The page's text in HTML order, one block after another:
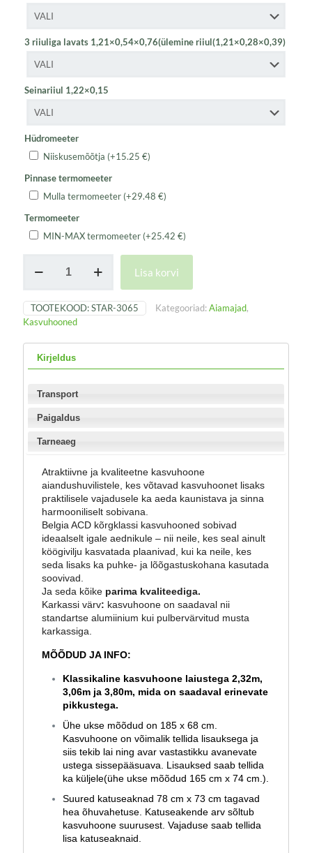
3 riiuliga lavats 1,21×0,54×0,76(ülemine riiul(1,21×0,28×0,39)
Seinariiul 1,22×0,15
Hüdromeeter
Niiskusemõõtja (+15.25 €)
Pinnase termomeeter
Mulla termomeeter (+29.48 €)
Termomeeter
MIN-MAX termomeeter (+25.42 €)
Aiamaja
Kasvuhoone
STAR
kogus
Lisa korvi
TOOTEKOOD:STAR-3065 Kategooriad:Aiamajad,
Kasvuhooned
Kirjeldus
Transport
Paigaldus
Tarneaeg
Atraktiivne ja kvaliteetne kasvuhoone
aiandushuvilistele, kes võtavad kasvuhoonet lisaks
praktilisele vajadusele ka aeda kaunistava ja sinna
harmooniliselt sobivana.
Belgia ACD kõrgklassi kasvuhooned sobivad
ideaalselt igale aednikule – nii neile, kes seal ainult
köögivilju kasvatada plaanivad, kui ka neile, kes
seda lisaks ka puhke- ja lõõgastuskohana kasutada
soovivad.
Ja seda kõike parima kvaliteediga.
Karkassi värv: kasvuhoone on saadaval nii
standartse alumiinium kui pulbervärvitud musta
karkassiga.
MÕÕDUD JA INFO:
Klassikaline kasvuhoone laiustega 2,32m,
3,06m ja 3,80m, mida on saadaval erinevate
pikkustega.
Ühe ukse mõõdud on 185 x 68 cm.
Kasvuhoone on võimalik tellida lisauksega ja
siis tekib lai ning avar vastastikku avanevate
ustega sissepääsuava. Lisauksed saab tellida
ka küljele(ühe ukse mõõdud 165 cm x 74 cm.).
Suured katuseaknad 78 cm x 73 cm tagavad
hea õhuvahetuse. Katuseakende arv sõltub
kasvuhoone suurusest. Vajaduse saab tellida
lisa katuseaknaid.